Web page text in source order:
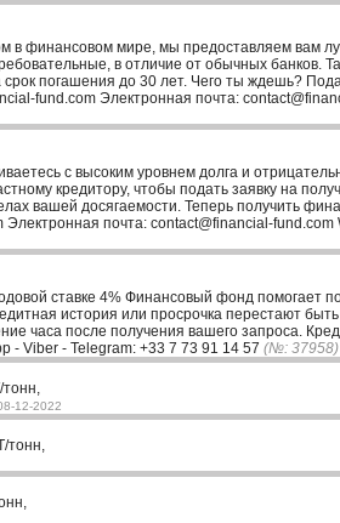
в финансовом мире, мы предоставляем вам
в отличие от обычных банков.
погашения до 30 лет. Чего ты ждешь?
fund.com Электронная почта:
с высоким уровнем долга и
кредитору, чтобы подать заявку на
вашей досягаемости. Теперь получить
почта: contact@financial-
ставке 4% Финансовый фонд помогает
история или просрочка перестают
часа после получения вашего запроса.
- Viber - Telegram: +33 7 73 91 14 57 (№: 37958)
тонн,
12-2022
тонн,